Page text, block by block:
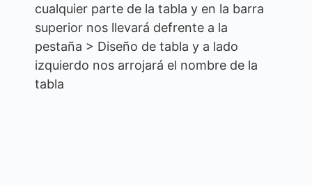
cualquier parte de la tabla y en la barra
superior nos llevará defrente a la
pestaña > Diseño de tabla y a lado
izquierdo nos arrojará el nombre de la
tabla